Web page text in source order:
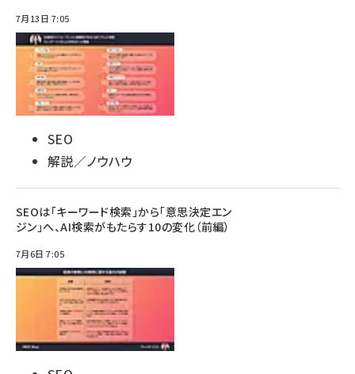
7月13日 7:05
SEO
解説／ノウハウ
SEOは「キーワード検索」から「意思決定エン
ジン」へ、AI検索がもたらす10の変化（前編）
7月6日 7:05